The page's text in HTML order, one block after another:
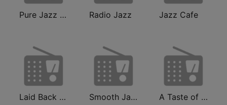
Pure Jazz Radio Radio Jazz Jazz Cafe
Laid Back Jazz Smooth Jazz - Groov A Taste of Jazz